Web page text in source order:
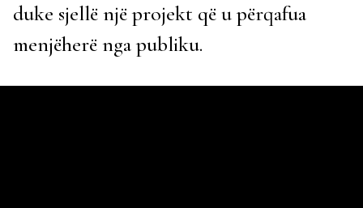
duke sjellë një projekt që u përqafua
menjëherë nga publiku.